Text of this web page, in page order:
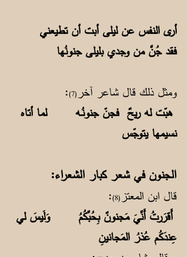
أرى النفس عن ليلى أبت أن تطيعني
فقد جُنَّ من وجدي بليلى جنونُها
ومثل ذلك قال شاعر آخر(7)
:
هبّت له ريحٌ فجنّ جنونُـه لما أتاه
نسيمها يتوجّس
الجنون في شعر كبار الشعراء:
قال ابن المعتز(8)
:
أَقرَرتُ أَنِّيَ مَجنونٌ بِحُبِّكُمُ وَلَيسَ لي
عِندَكُم عُذرُ المَجانينِ